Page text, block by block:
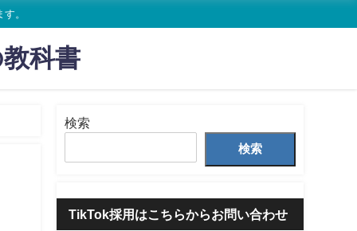
。
科書
検索
検索
TikTok採用はこちらからお問い合わせ